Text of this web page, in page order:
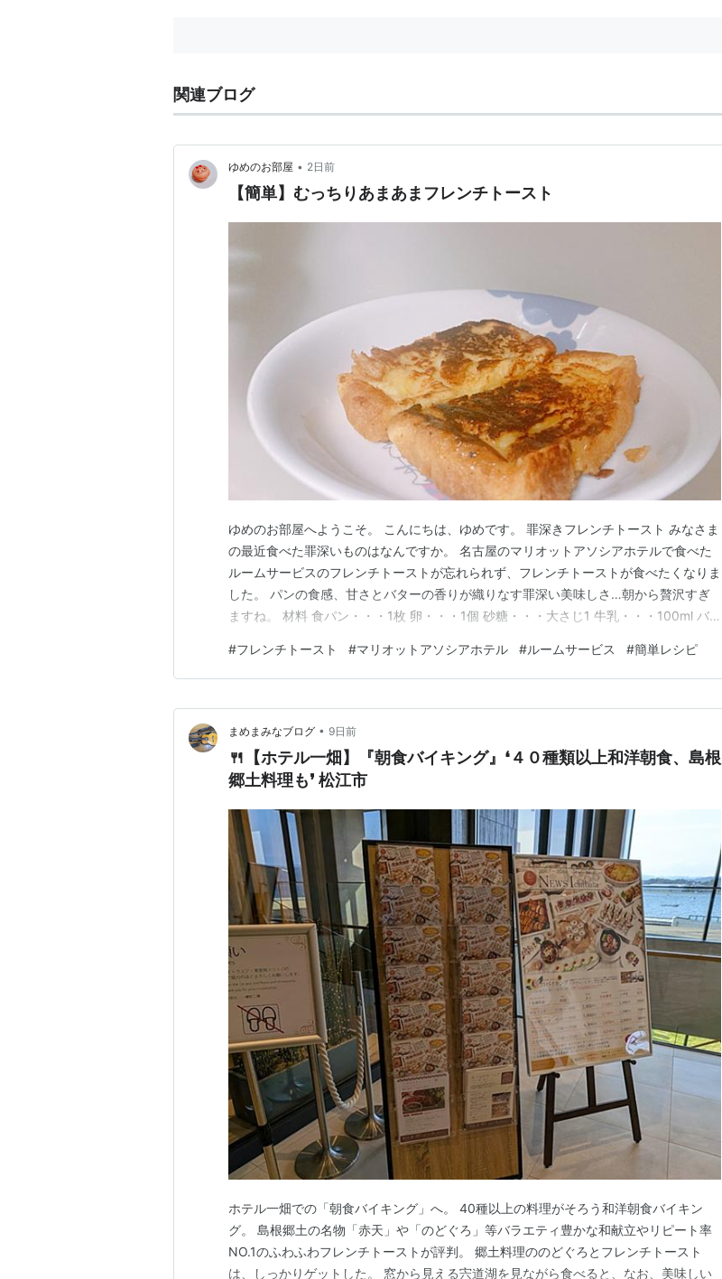
関連ブログ
ゆめのお部屋 • 2日前
【簡単】むっちりあまあまフレンチトースト
ゆめのお部屋へようこそ。 こんにちは、ゆめです。 罪深きフレンチトースト みなさま
の最近食べた罪深いものはなんですか。 名古屋のマリオットアソシアホテルで食べた
ルームサービスのフレンチトーストが忘れられず、フレンチトーストが食べたくなりま
した。 パンの食感、甘さとバターの香りが織りなす罪深い美味しさ…朝から贅沢すぎ
ますね。 材料 食パン・・・1枚 卵・・・1個 砂糖・・・大さじ1 牛乳・・・100ml バ
混ぜる。 ３ 食パンを半分に切って（今回は切り込みも少しいれてみた）卵液に両面ひ
たし、片面ずつ電子レンジ5…
#フレンチトースト #マリオットアソシアホテル #ルームサービス #簡単レシピ
まめまみなブログ • 9日前
🍴【ホテル一畑】『朝食バイキング』❛４０種類以上和洋朝食、島根
郷土料理も❜ 松江市
ホテル一畑での「朝食バイキング」へ。 40種以上の料理がそろう和洋朝食バイキン
グ。 島根郷土の名物「赤天」や「のどぐろ」等バラエティ豊かな和献立やリピート率
NO.1のふわふわフレンチトーストが評判。 郷土料理ののどぐろとフレンチトースト
は、しっかりゲットした。 窓から見える宍道湖を見ながら食べると、なお、美味しい